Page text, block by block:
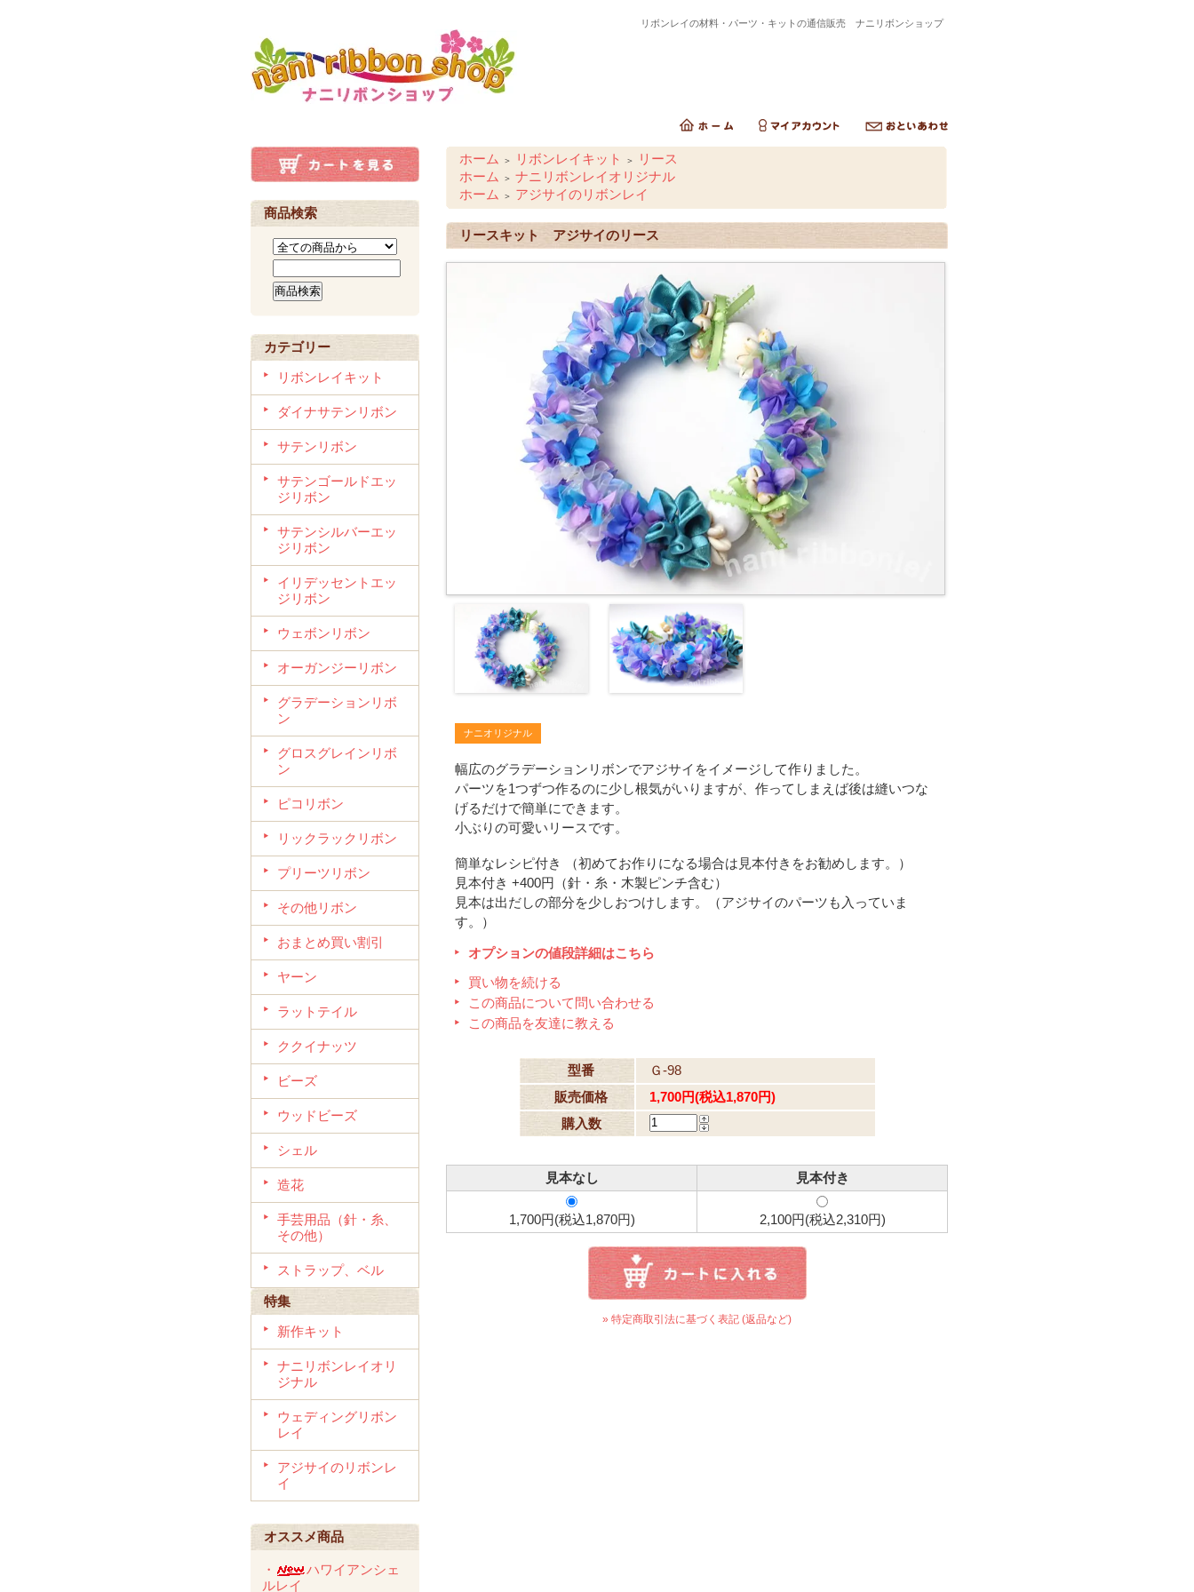
リボンレイの材料・パーツ・キットの通信販売 ナニリボンショップ
商品検索
カテゴリー
リボンレイキット
ダイナサテンリボン
サテンリボン
サテンゴールドエッ
ジリボン
サテンシルバーエッ
ジリボン
イリデッセントエッ
ジリボン
ウェボンリボン
オーガンジーリボン
グラデーションリボ
ン
グロスグレインリボ
ン
ピコリボン
リックラックリボン
プリーツリボン
その他リボン
おまとめ買い割引
ヤーン
ラットテイル
ククイナッツ
ビーズ
ウッドビーズ
シェル
造花
手芸用品（針・糸、
その他）
ストラップ、ベル
特集
新作キット
ナニリボンレイオリ
ジナル
ウェディングリボン
レイ
アジサイのリボンレ
イ
オススメ商品
・
ハワイアンシェ
ルレイ
ホーム ＞ リボンレイキット ＞
リース
ホーム
＞ ナニリボンレイオリジナル
ホーム
＞ アジサイのリボンレイ
リースキット アジサイのリース
ナニオリジナル
幅広のグラデーションリボンでアジサイをイメージして作りました。
パーツを1つずつ作るのに少し根気がいりますが、作ってしまえば後は縫いつな
げるだけで簡単にできます。
小ぶりの可愛いリースです。
簡単なレシピ付き （初めてお作りになる場合は見本付きをお勧めします。）
見本付き +400円（針・糸・木製ピンチ含む）
見本は出だしの部分を少しおつけします。（アジサイのパーツも入っていま
す。）
オプションの値段詳細はこちら
買い物を続ける
この商品について問い合わせる
この商品を友達に教える
型番
Ｇ-98
販売価格
1,700円(税込1,870円)
購入数
見本なし 見本付き
1,700円(税込1,870円) 2,100円(税込2,310円)
» 特定商取引法に基づく表記 (返品など)